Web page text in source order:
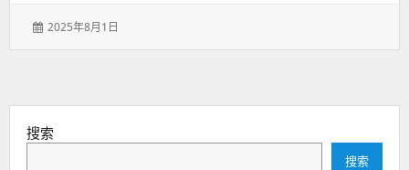
发
2025年8月1日
搜索
搜索